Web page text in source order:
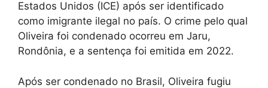
Estados Unidos (ICE) após ser identificado
como imigrante ilegal no país. O crime pelo qual
Oliveira foi condenado ocorreu em Jaru,
Rondônia, e a sentença foi emitida em 2022.
Após ser condenado no Brasil, Oliveira fugiu